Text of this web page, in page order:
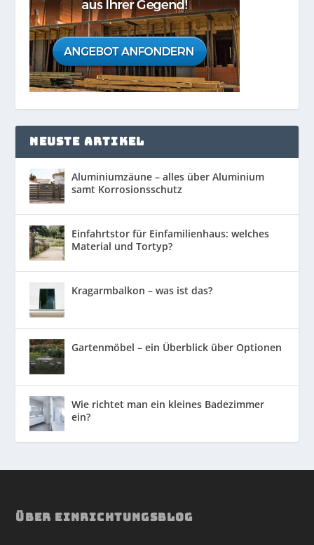
NEUSTE ARTIKEL
Aluminiumzäune – alles über Aluminium
samt Korrosionsschutz
Einfahrtstor für Einfamilienhaus: welches
Material und Tortyp?
Kragarmbalkon – was ist das?
Gartenmöbel – ein Überblick über Optionen
Wie richtet man ein kleines Badezimmer
ein?
ÜBER EINRICHTUNGSBLOG